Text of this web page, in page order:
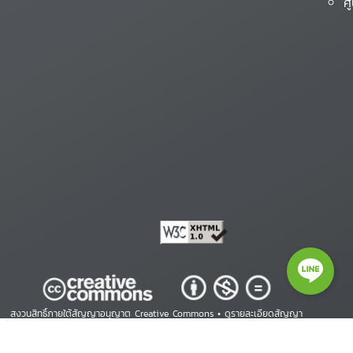
สงวนสิทธิ์ภายใต้สัญญาอนุญาต Creative Commons •ดูรายละเอียดสัญญา